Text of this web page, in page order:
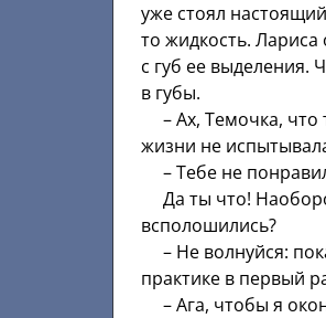
уже стоял
то жидкость.
с губ ее выделения.
в губы.
– Ах, Темочка, что
жизни не
– Тебе не
Да ты что!
всполошились?
– Не волнуйся:
практике в первый
– Ага, чтобы я